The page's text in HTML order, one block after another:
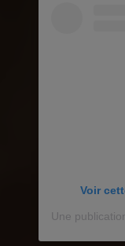
Voir